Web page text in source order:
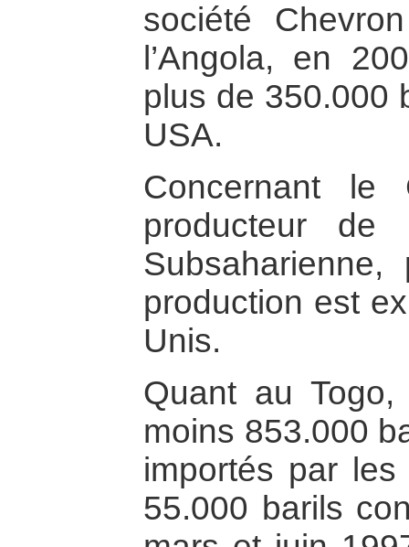
société
l’Angola, en
plus de 350.000
USA.
Concernant le
producteur de
production est
Unis.
Quant au
moins 853.000
importés par
55.000 barils